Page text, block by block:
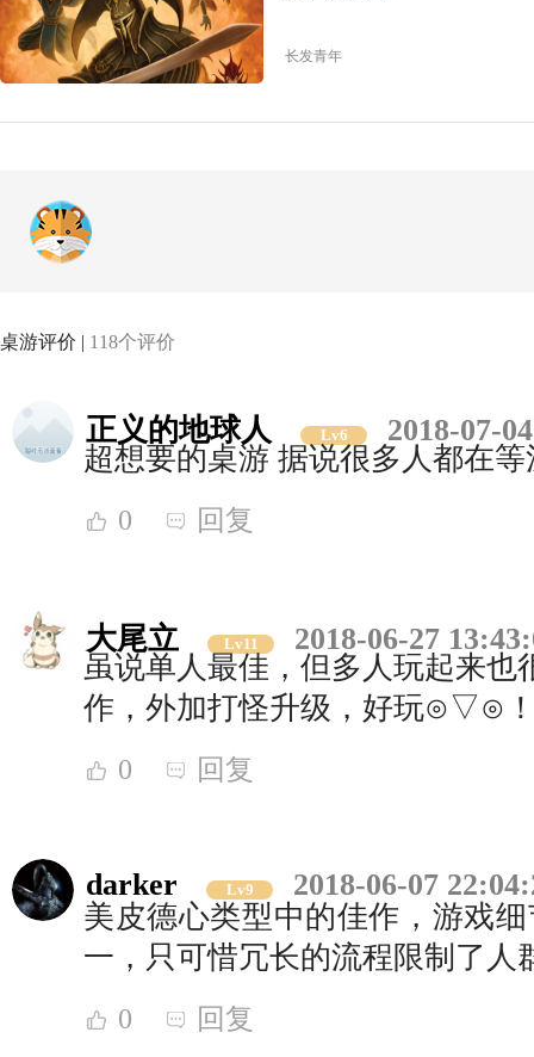
长发青年
桌游评价 | 118个评价
正义的地球人 Lv6
2018-07-
超想要的桌游 据说很多人都在
0 回复
大尾立 Lv11
2018-06-27
虽说单人最佳，但多人玩起来
作，外加打怪升级，好玩⊙▽⊙
0 回复
darker Lv9
2018-06-07
美皮德心类型中的佳作，游戏
一，只可惜冗长的流程限制了人
0 回复